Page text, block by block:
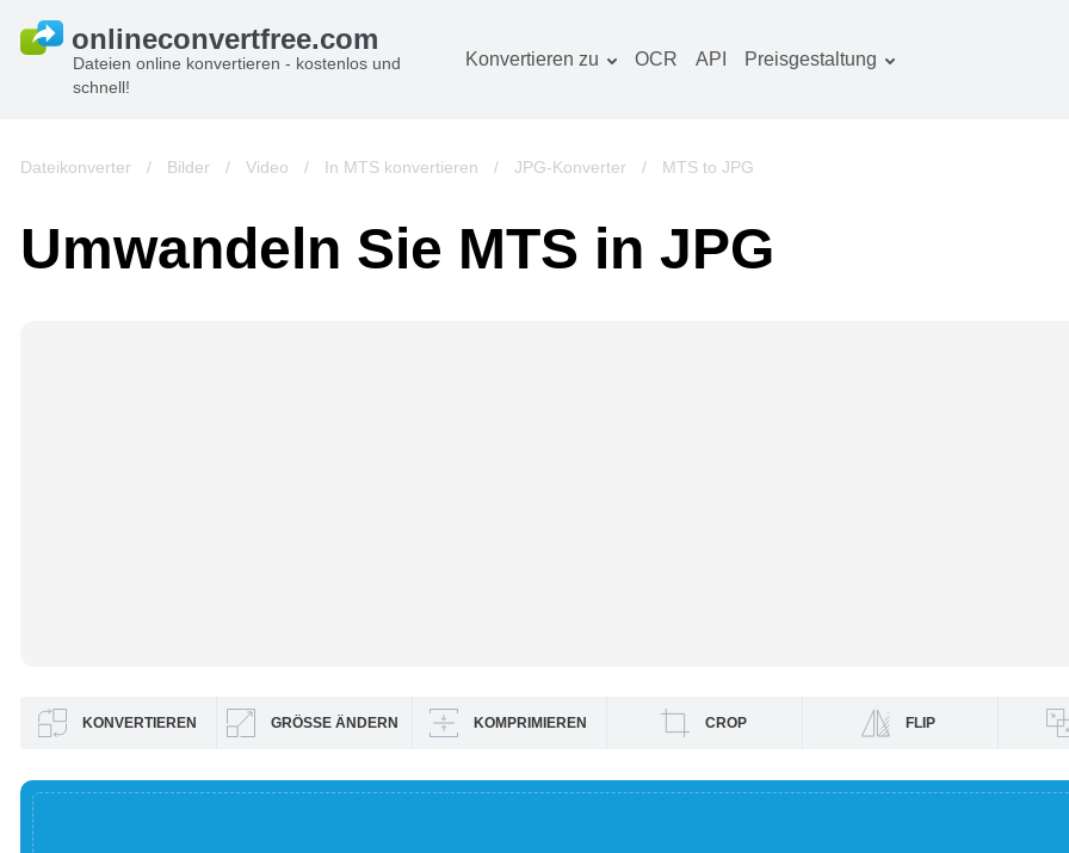
Dateien online konvertieren - kostenlos und
schnell!
Konvertieren zu
Bilderkonverter
Bücherkonverter
OCR API Preisgestaltung
Dateikonverter / Bilder / Video / In MTS konvertieren / JPG-Konverter / MTS to JPG
Umwandeln Sie MTS in JPG
KONVERTIEREN GRÖSSE ÄNDERN KOMPRIMIEREN CROP FLIP